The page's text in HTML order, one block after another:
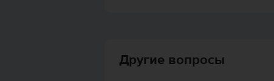
Другие вопросы